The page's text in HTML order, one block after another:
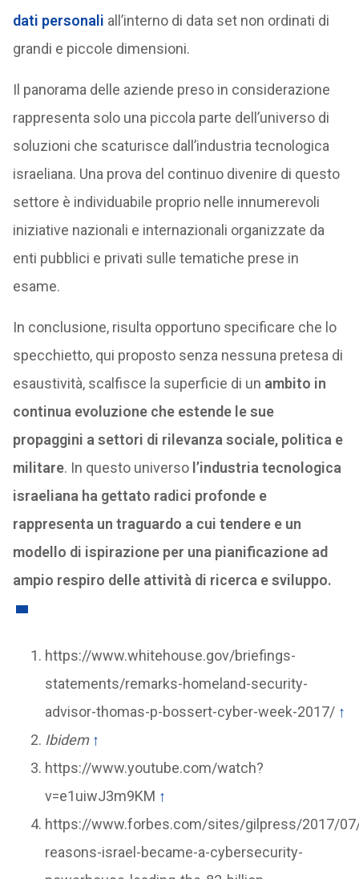
dati personali all’interno di data set non ordinati di
grandi e piccole dimensioni.
Il panorama delle aziende preso in considerazione
rappresenta solo una piccola parte dell’universo di
soluzioni che scaturisce dall’industria tecnologica
israeliana. Una prova del continuo divenire di questo
settore è individuabile proprio nelle innumerevoli
iniziative nazionali e internazionali organizzate da
enti pubblici e privati sulle tematiche prese in
esame.
In conclusione, risulta opportuno specificare che lo
specchietto, qui proposto senza nessuna pretesa di
esaustività, scalfisce la superficie di un ambito in
continua evoluzione che estende le sue
propaggini a settori di rilevanza sociale, politica e
militare. In questo universo l’industria tecnologica
israeliana ha gettato radici profonde e
rappresenta un traguardo a cui tendere e un
modello di ispirazione per una pianificazione ad
ampio respiro delle attività di ricerca e sviluppo.
https://www.whitehouse.gov/briefings-
statements/remarks-homeland-security-
advisor-thomas-p-bossert-cyber-week-2017/ ↑
Ibidem ↑
https://www.youtube.com/watch?
v=e1uiwJ3m9KM ↑
https://www.forbes.com/sites/gilpress/2017/
reasons-israel-became-a-cybersecurity-